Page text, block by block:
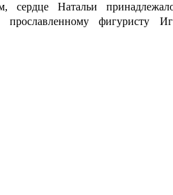
сердце Натальи
фигуристу